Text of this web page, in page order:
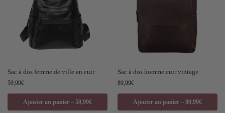
Sac à dos femme de ville en cuir
59,99€
Ajouter au panier – 59,99€
Sac à dos homme cuir vintage
89,99€
Ajouter au panier – 89,99€